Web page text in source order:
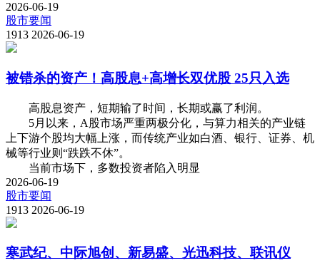
2026-06-19
股市要闻
1913 2026-06-19
被错杀的资产！高股息+高增长双优股 25只入选
高股息资产，短期输了时间，长期或赢了利润。
5月以来，A股市场严重两极分化，与算力相关的产业链
上下游个股均大幅上涨，而传统产业如白酒、银行、证券、机
械等行业则“跌跌不休”。
当前市场下，多数投资者陷入明显
2026-06-19
股市要闻
1913 2026-06-19
寒武纪、中际旭创、新易盛、光迅科技、联讯仪